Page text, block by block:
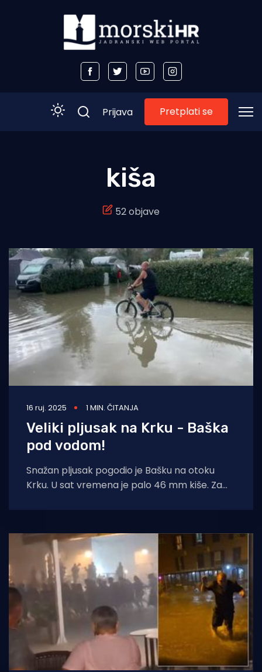
Otoci
Turizam i nautika
Pomorstvo
Ribolov
Ekologija
Prijava Pretplati se
kiša
52 objave
16 ruj. 2025 1 MIN. ČITANJA
Veliki pljusak na Krku - Baška
pod vodom!
Snažan pljusak pogodio je Bašku na otoku
Krku. U sat vremena je palo 46 mm kiše. Za